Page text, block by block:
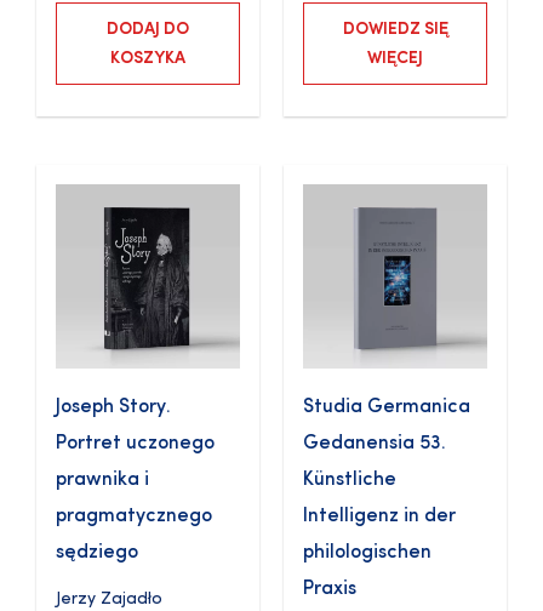
DODAJ DO
KOSZYKA
DOWIEDZ SIĘ
WIĘCEJ
Joseph Story.
Portret uczonego
prawnika i
pragmatycznego
sędziego
Jerzy Zajadło
Studia Germanica
Gedanensia 53.
Künstliche
Intelligenz in der
philologischen
Praxis